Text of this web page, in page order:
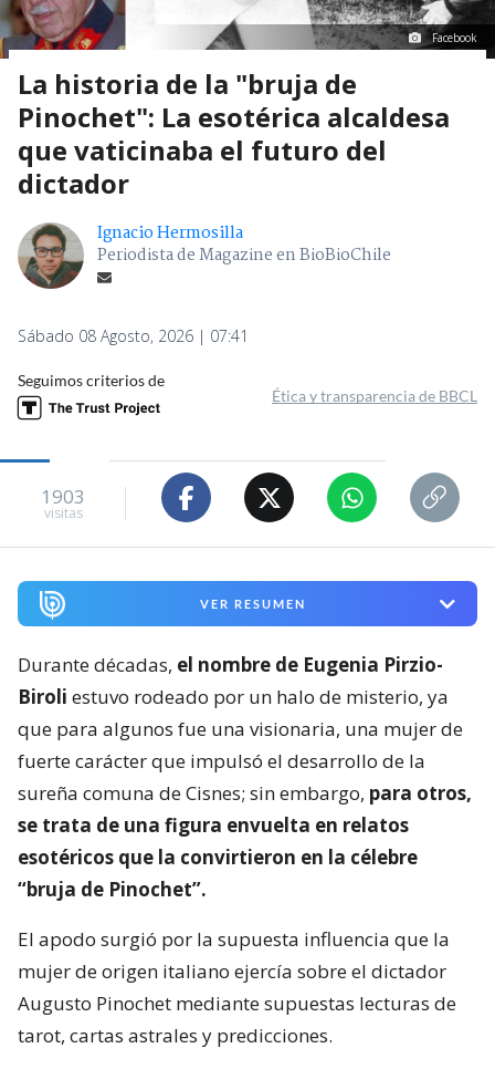
Facebook
La historia de la "bruja de
Pinochet": La esotérica alcaldesa
que vaticinaba el futuro del
dictador
Ignacio Hermosilla
Periodista de Magazine en BioBioChile
Sábado 08 Agosto, 2026 | 07:41
Seguimos criterios de
Ética y transparencia de BBCL
1903
visitas
VER RESUMEN
Durante décadas, el nombre de Eugenia Pirzio-
Biroli estuvo rodeado por un halo de misterio, ya
que para algunos fue una visionaria, una mujer de
fuerte carácter que impulsó el desarrollo de la
sureña comuna de Cisnes; sin embargo, para otros,
se trata de una figura envuelta en relatos
esotéricos que la convirtieron en la célebre
“bruja de Pinochet”.
El apodo surgió por la supuesta influencia que la
mujer de origen italiano ejercía sobre el dictador
Augusto Pinochet mediante supuestas lecturas de
tarot, cartas astrales y predicciones.